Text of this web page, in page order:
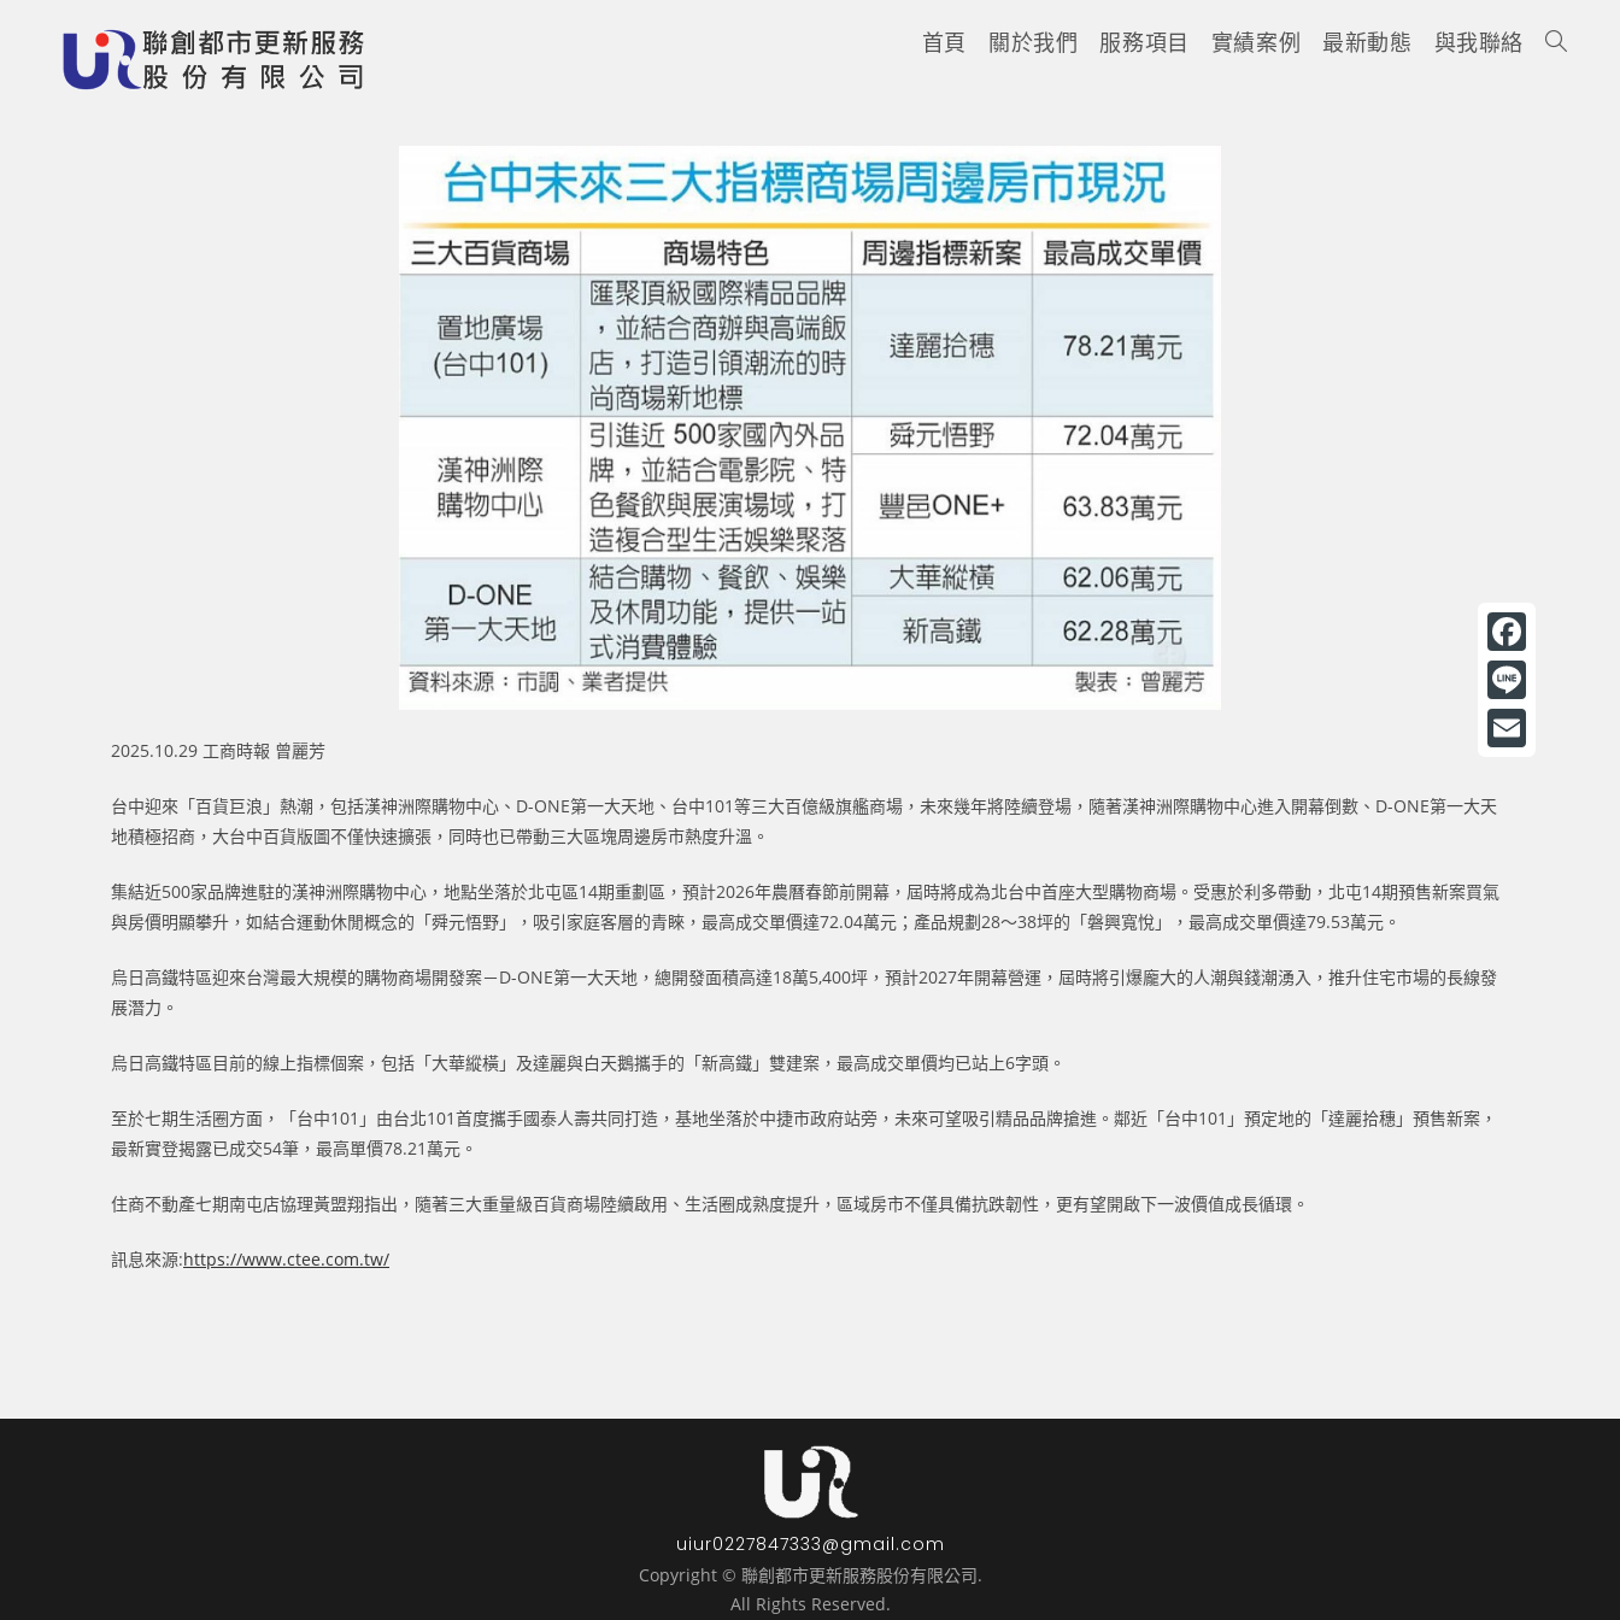
首頁 關於我們 服務項目 實績案例 最新動態 與我聯絡
2025.10.29 工商時報 曾麗芳
台中迎來「百貨巨浪」熱潮，包括漢神洲際購物中心、D-ONE第一大天地、台中101等三大百億級旗艦商場，未來幾年將陸續登場，隨著漢神洲際購物中心進入開幕倒數、D-ONE第一大天
地積極招商，大台中百貨版圖不僅快速擴張，同時也已帶動三大區塊周邊房市熱度升溫。
集結近500家品牌進駐的漢神洲際購物中心，地點坐落於北屯區14期重劃區，預計2026年農曆春節前開幕，屆時將成為北台中首座大型購物商場。受惠於利多帶動，北屯14期預售新案買氣
與房價明顯攀升，如結合運動休閒概念的「舜元悟野」，吸引家庭客層的青睞，最高成交單價達72.04萬元；產品規劃28～38坪的「磐興寬悅」，最高成交單價達79.53萬元。
烏日高鐵特區迎來台灣最大規模的購物商場開發案－D-ONE第一大天地，總開發面積高達18萬5,400坪，預計2027年開幕營運，屆時將引爆龐大的人潮與錢潮湧入，推升住宅市場的長線發
展潛力。
烏日高鐵特區目前的線上指標個案，包括「大華縱橫」及達麗與白天鵝攜手的「新高鐵」雙建案，最高成交單價均已站上6字頭。
至於七期生活圈方面，「台中101」由台北101首度攜手國泰人壽共同打造，基地坐落於中捷市政府站旁，未來可望吸引精品品牌搶進。鄰近「台中101」預定地的「達麗拾穗」預售新案，
最新實登揭露已成交54筆，最高單價78.21萬元。
住商不動產七期南屯店協理黃盟翔指出，隨著三大重量級百貨商場陸續啟用、生活圈成熟度提升，區域房市不僅具備抗跌韌性，更有望開啟下一波價值成長循環。
訊息來源:https://www.ctee.com.tw/
uiur0227847333@gmail.com
Copyright © 聯創都市更新服務股份有限公司.
All Rights Reserved.
F
a
c
o
L
n
m
i